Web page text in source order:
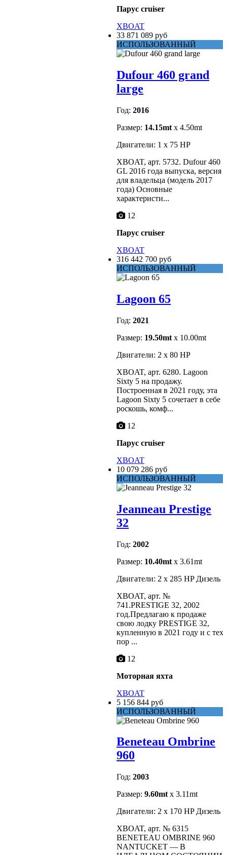
Парус cruiser
XBOAT
33 871 089 руб
ИСПОЛЬЗОВАННЫЙ
Dufour 460 grand
large
Год: 2016
Размер: 14.15mt x 4.50mt
Двигатели: 1 x 75 HP
XBOAT, арт. 5732. Dufour 460
GL 2016 года выпуска, версия
для владельца (модель 2017
года) Основные
характеристи...
12
Парус cruiser
XBOAT
316 442 700 руб
ИСПОЛЬЗОВАННЫЙ
Lagoon 65
Год: 2021
Размер: 19.50mt x 10.00mt
Двигатели: 2 x 80 HP
XBOAT, арт. 6280. Lagoon
Sixty 5 на продажу.
Построенная в 2021 году, эта
Lagoon Sixty 5 сочетает в себе
роскошь, комф...
12
Парус cruiser
XBOAT
10 079 286 руб
ИСПОЛЬЗОВАННЫЙ
Jeanneau Prestige
32
Год: 2002
Размер: 10.40mt x 3.61mt
Двигатели: 2 x 285 HP Дизель
XBOAT, арт. №
741.PRESTIGE 32, 2002
год.Предлагаю к продаже
свою лодку PRESTIGE 32,
купленную в 2021 году и с тех
пор ...
12
Моторная яхта
XBOAT
5 156 844 руб
ИСПОЛЬЗОВАННЫЙ
Beneteau Ombrine
960
Год: 2003
Размер: 9.60mt x 3.11mt
Двигатели: 2 x 170 HP Дизель
XBOAT, арт. № 6315
BENETEAU OMBRINE 960
NANTUCKET –– В